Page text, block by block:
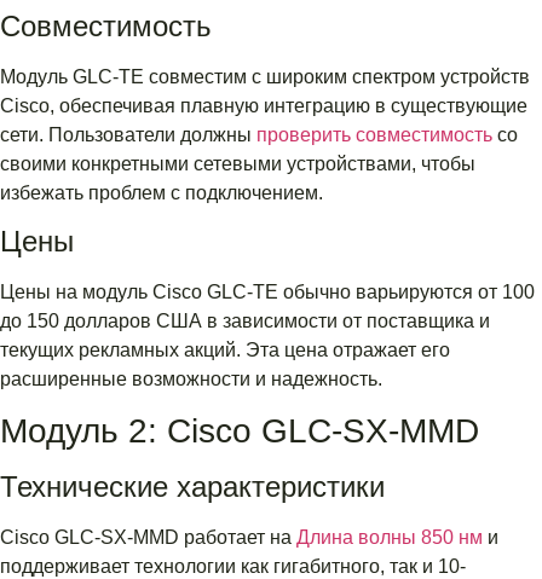
Совместимость
Модуль GLC-TE совместим с широким спектром устройств
Cisco, обеспечивая плавную интеграцию в существующие
сети. Пользователи должны проверить совместимость со
своими конкретными сетевыми устройствами, чтобы
избежать проблем с подключением.
Цены
Цены на модуль Cisco GLC-TE обычно варьируются от 100
до 150 долларов США в зависимости от поставщика и
текущих рекламных акций. Эта цена отражает его
расширенные возможности и надежность.
Модуль 2: Cisco GLC-SX-MMD
Технические характеристики
Cisco GLC-SX-MMD работает на Длина волны 850 нм и
поддерживает технологии как гигабитного, так и 10-